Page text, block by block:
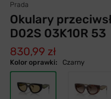
Prada
Okulary
D02S 03K10R 53
830,99 zł
Kolor oprawki: Czarny